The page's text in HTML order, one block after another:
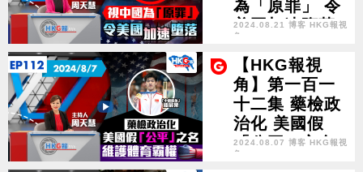
為「原罪」 令
美國加速墮落
2024.08.21 博客 HKG報視
角
【HKG報視
角】第一百一
十二集 藥檢政
治化 美國假
「公平」之名
2024.08.07 博客 HKG報視
角